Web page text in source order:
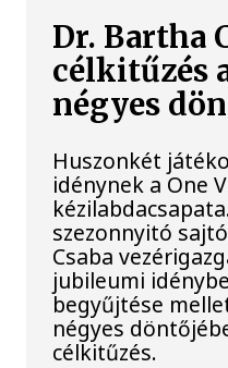
Dr. Bartha
célkitűzés
négyes
Huszonkét
idénynek a One
szezonnyitó
Csaba
jubileumi
begyűjtése
négyes
célkitűzés.